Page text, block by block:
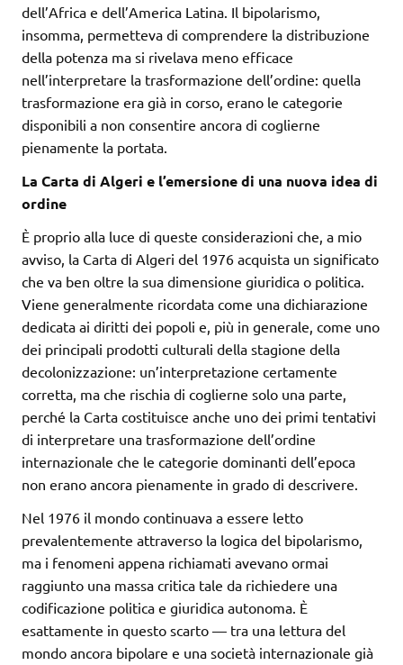
dell’Africa e dell’America Latina. Il bipolarismo,
insomma, permetteva di comprendere la distribuzione
della potenza ma si rivelava meno efficace
nell’interpretare la trasformazione dell’ordine: quella
trasformazione era già in corso, erano le categorie
disponibili a non consentire ancora di coglierne
pienamente la portata.
La Carta di Algeri e l’emersione di una nuova idea di
ordine
È proprio alla luce di queste considerazioni che, a mio
avviso, la Carta di Algeri del 1976 acquista un significato
che va ben oltre la sua dimensione giuridica o politica.
Viene generalmente ricordata come una dichiarazione
dedicata ai diritti dei popoli e, più in generale, come uno
dei principali prodotti culturali della stagione della
decolonizzazione: un’interpretazione certamente
corretta, ma che rischia di coglierne solo una parte,
perché la Carta costituisce anche uno dei primi tentativi
di interpretare una trasformazione dell’ordine
internazionale che le categorie dominanti dell’epoca
non erano ancora pienamente in grado di descrivere.
Nel 1976 il mondo continuava a essere letto
prevalentemente attraverso la logica del bipolarismo,
ma i fenomeni appena richiamati avevano ormai
raggiunto una massa critica tale da richiedere una
codificazione politica e giuridica autonoma. È
esattamente in questo scarto — tra una lettura del
mondo ancora bipolare e una società internazionale già